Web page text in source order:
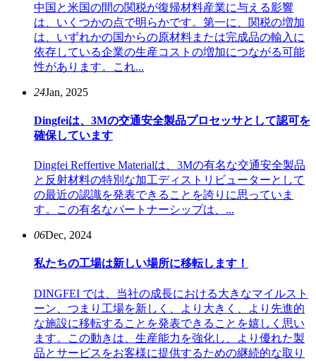
中国と米国の間の関税が復帰材料産業に与える影響
は、いくつかの点で明らかです。第一に、関税の増加
は、いずれかの国からの原材料または完成品の輸入に
依存している企業の生産コストの増加につながる可能
性があります。これ...
24Jan, 2025
Dingfeiは、3Mの交通安全製品プロセッサとして認可を
確保しています
Dingfei Reffertive Materialは、3Mの有名な交通安全製品
と反射材料の特別な加工ディストリビューターとして
の最近の認識を発表できることを誇りに思っていま
す。この有名なパートナーシップは、...
06Dec, 2024
私たちの工場は新しい場所に移転します！
DINGFEI では、当社の成長における大きなマイルスト
ーン、つまり工場を新しく、より大きく、より先進的
な施設に移転することを発表できることを嬉しく思い
ます。この動きは、生産能力を強化し、より優れた製
品とサービスをお客様に提供するための継続的な取り